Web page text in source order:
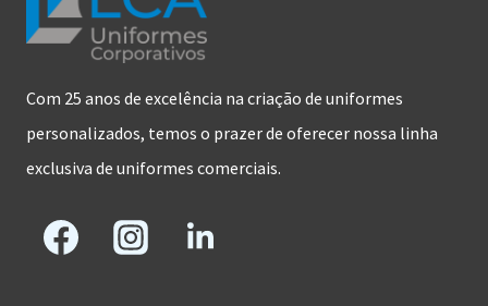
Com 25 anos de excelência na criação de uniformes
personalizados, temos o prazer de oferecer nossa linha
exclusiva de uniformes comerciais.